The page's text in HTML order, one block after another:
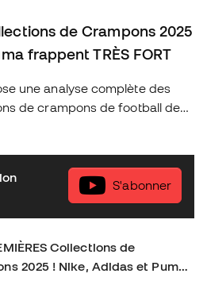
de Crampons 2025
frappent TRÈS FORT
une analyse complète des
de crampons de football de
le jeu et quels sont les
type de joueur. As-tu déjà
nous ton avis en
pas de t’abonner pour plus de
et l’équipement sportif !
cloche pour plus de contenu
S'abonner
Collections de
2025 ! Nike, Adidas et Puma